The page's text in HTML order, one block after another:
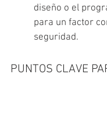
diseño o el
para un factor
seguridad.
PUNTOS CLAVE